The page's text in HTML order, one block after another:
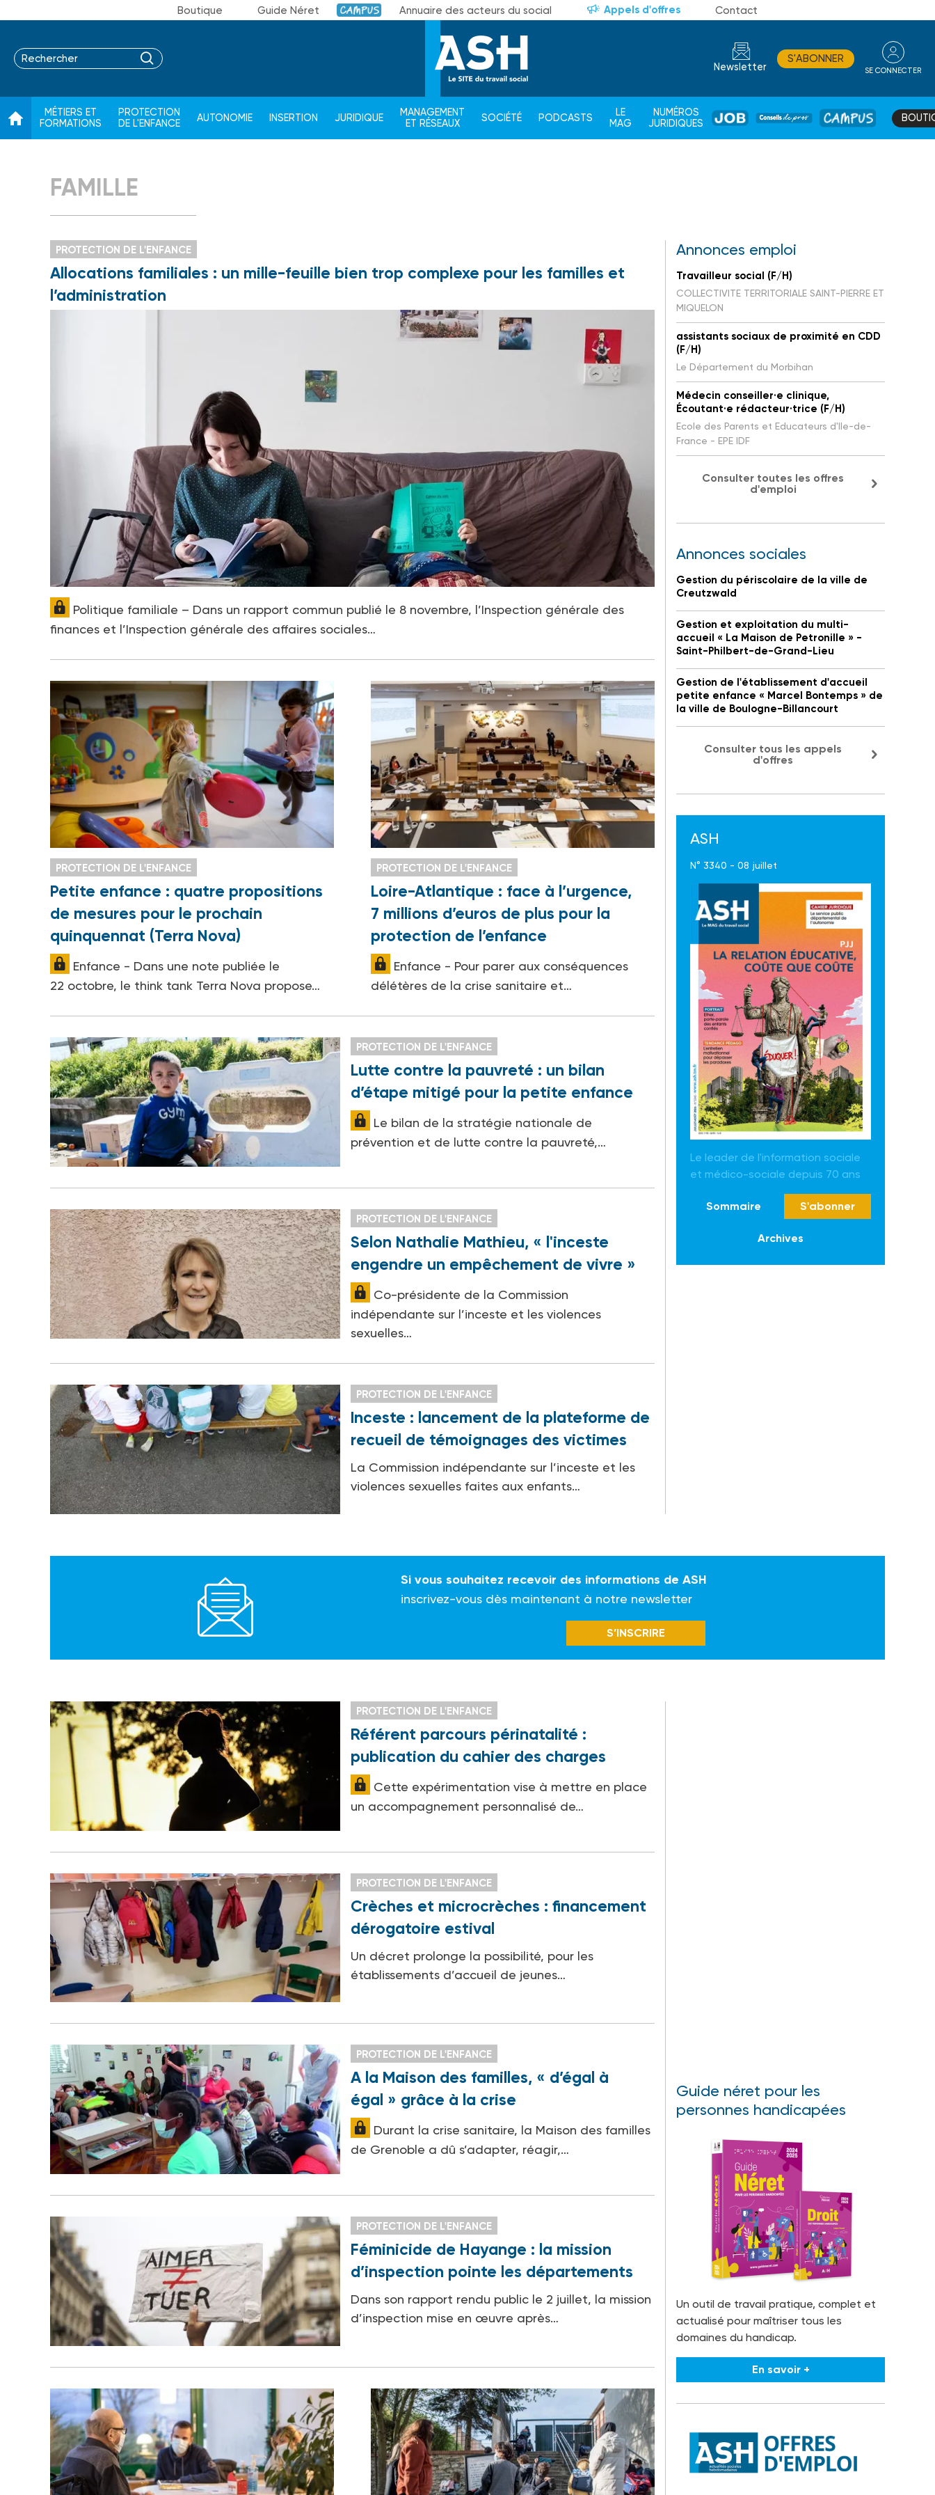
Boutique Guide Néret Campus Annuaire des acteurs du social Appels d'offres Contact
Newsletter
S'ABONNER
SE CONNECTER
MÉTIERS ET
FORMATIONS
PROTECTION
DE L'ENFANCE
AUTONOMIE INSERTION JURIDIQUE
MANAGEMENT
ET RÉSEAUX
SOCIÉTÉ PODCASTS
LE
MAG
NUMÉROS
JURIDIQUES
JOB
DE
CAMPUS
FAMILLE
PROTECTION DE L'ENFANCE
Allocations familiales : un mille-feuille bien trop complexe pour les familles et
l’administration
Politique familiale – Dans un rapport commun publié le 8 novembre, l’Inspection générale des
finances et l’Inspection générale des affaires sociales…
PROTECTION DE L'ENFANCE
Petite enfance : quatre propositions
de mesures pour le prochain
quinquennat (Terra Nova)
Enfance - Dans une note publiée le
22 octobre, le think tank Terra Nova propose…
PROTECTION DE L'ENFANCE
Loire-Atlantique : face à l’urgence,
7 millions d’euros de plus pour la
protection de l’enfance
Enfance - Pour parer aux conséquences
délétères de la crise sanitaire et…
PROTECTION DE L'ENFANCE
Lutte contre la pauvreté : un bilan
d’étape mitigé pour la petite enfance
Le bilan de la stratégie nationale de
prévention et de lutte contre la pauvreté,…
PROTECTION DE L'ENFANCE
Selon Nathalie Mathieu, « l'inceste
engendre un empêchement de vivre »
Co-présidente de la Commission
indépendante sur l’inceste et les violences
sexuelles…
PROTECTION DE L'ENFANCE
Inceste : lancement de la plateforme de
recueil de témoignages des victimes
La Commission indépendante sur l’inceste et les
violences sexuelles faites aux enfants…
Annonces emploi
Travailleur social (F/H)
COLLECTIVITE TERRITORIALE SAINT-PIERRE ET
MIQUELON
assistants sociaux de proximité en CDD
(F/H)
Le Département du Morbihan
Médecin conseiller·e clinique,
Écoutant·e rédacteur·trice (F/H)
Ecole des Parents et Educateurs d'Ile-de-
France - EPE IDF
Consulter toutes les offres
d'emploi
Annonces sociales
Gestion du périscolaire de la ville de
Creutzwald
Gestion et exploitation du multi-
accueil « La Maison de Petronille » -
Saint-Philbert-de-Grand-Lieu
Gestion de l'établissement d'accueil
petite enfance « Marcel Bontemps » de
la ville de Boulogne-Billancourt
Consulter tous les appels
d'offres
ASH
N° 3340 - 08 juillet
Le leader de l'information sociale
et médico-sociale depuis 70 ans
Sommaire S'abonner
Archives
Si vous souhaitez recevoir des informations de ASH
inscrivez-vous dès maintenant à notre newsletter
S’INSCRIRE
PROTECTION DE L'ENFANCE
Référent parcours périnatalité :
publication du cahier des charges
Cette expérimentation vise à mettre en place
un accompagnement personnalisé de…
PROTECTION DE L'ENFANCE
Crèches et microcrèches : financement
dérogatoire estival
Un décret prolonge la possibilité, pour les
établissements d’accueil de jeunes…
PROTECTION DE L'ENFANCE
A la Maison des familles, « d’égal à
égal » grâce à la crise
Durant la crise sanitaire, la Maison des familles
de Grenoble a dû s’adapter, réagir,…
PROTECTION DE L'ENFANCE
Féminicide de Hayange : la mission
d’inspection pointe les départements
Dans son rapport rendu public le 2 juillet, la mission
d’inspection mise en œuvre après…
Guide néret pour les
personnes handicapées
Un outil de travail pratique, complet et
actualisé pour maîtriser tous les
domaines du handicap.
En savoir +